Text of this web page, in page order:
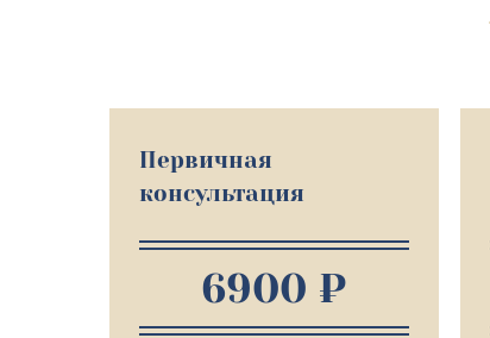
Первичная
консультация
6900 ₽